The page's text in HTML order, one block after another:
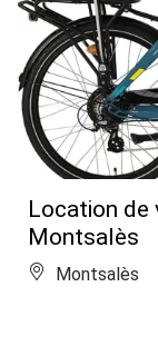
Location de
Montsalès
Montsalès